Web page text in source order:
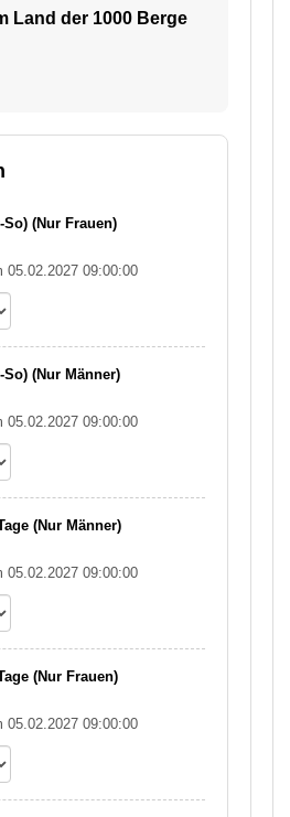
Land der 1000 Berge
(Nur Frauen)
05.02.2027 09:00:00
(Nur Männer)
05.02.2027 09:00:00
(Nur Männer)
05.02.2027 09:00:00
(Nur Frauen)
05.02.2027 09:00:00